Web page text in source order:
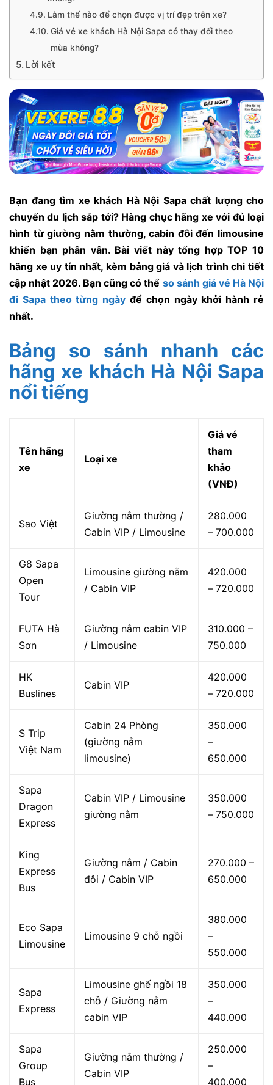
Làm thế nào để chọn được vị trí đẹp trên xe?
Giá vé xe khách Hà Nội Sapa có thay đổi theo
mùa không?
Lời kết
Bạn đang tìm xe khách Hà Nội Sapachất lượng cho
chuyến du lịch sắp tới? Hàng chục hãng xe với đủ loại
hình từ giường nằm thường, cabin đôi đến limousine
khiến bạn phân vân. Bài viết này tổng hợp TOP 10
hãng xe uy tín nhất, kèm bảng giá và lịch trình chi tiết
cập nhật 2026. Bạn cũng có thể so sánh giá vé Hà Nội
đi Sapa theo từng ngày để chọn ngày khởi hành rẻ
nhất.
Bảng so sánh nhanh các
hãng xe khách Hà Nội Sapa
nổi tiếng
Tên hãng
xe
Loại xe
Giá vé
tham
khảo
(VNĐ)
Sao Việt
Giường nằm thường /
Cabin VIP / Limousine
280.000
– 700.000
G8 Sapa
Open
Tour
Limousine giường nằm
/ Cabin VIP
420.000
– 720.000
FUTA Hà
Sơn
Giường nằm cabin VIP
/ Limousine
310.000 –
750.000
HK
Buslines
Cabin VIP
420.000
– 720.000
S Trip
Việt Nam
Cabin 24 Phòng
(giường nằm
limousine)
350.000
–
650.000
Sapa
Dragon
Express
Cabin VIP / Limousine
giường nằm
350.000
– 750.000
King
Express
Bus
Giường nằm / Cabin
đôi / Cabin VIP
270.000 –
650.000
Eco Sapa
Limousine
Limousine 9 chỗ ngồi
380.000
–
550.000
Sapa
Express
Limousine ghế ngồi 18
chỗ / Giường nằm
cabin VIP
350.000
–
440.000
Sapa
Group
Bus
Giường nằm thường /
Cabin VIP
250.000
–
400.000